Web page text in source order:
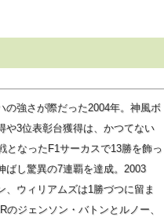
の強さが際だった2004年。神風ボ
や3位表彰台獲得は、かつてない
となったF1サーカスで13勝を飾っ
ばし驚異の7連覇を達成。2003
ウィリアムズは1勝づつに留ま
ジェンソン・バトンとルノー、